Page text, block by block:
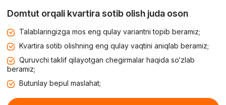
Domtut orqali kvartira sotib olish juda oson
Talablaringizga mos eng qulay variantni topib beramiz;
Kvartira sotib olishning eng qulay vaqtini aniqlab beramiz;
Quruvchi taklif qilayotgan chegirmalar haqida so‘zlab
beramiz;
Butunlay bepul maslahat;